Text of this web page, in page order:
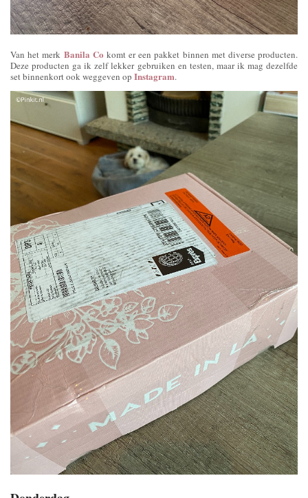
Van het merk Banila Co komt er een pakket binnen met diverse producten.
Deze producten ga ik zelf lekker gebruiken en testen, maar ik mag dezelfde
set binnenkort ook weggeven op Instagram.